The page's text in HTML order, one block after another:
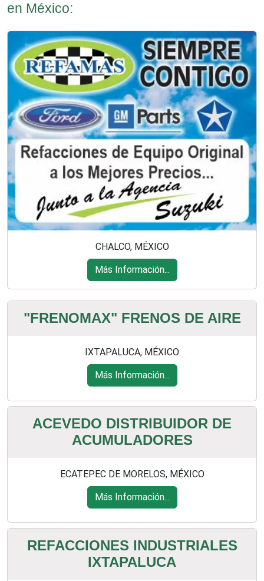
en México:
CHALCO, MÉXICO
Más Información...
"FRENOMAX" FRENOS DE AIRE
IXTAPALUCA, MÉXICO
Más Información...
ACEVEDO DISTRIBUIDOR DE
ACUMULADORES
ECATEPEC DE MORELOS, MÉXICO
Más Información...
REFACCIONES INDUSTRIALES
IXTAPALUCA